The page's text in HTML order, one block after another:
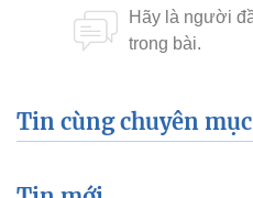
Tin cùng chuyên mục